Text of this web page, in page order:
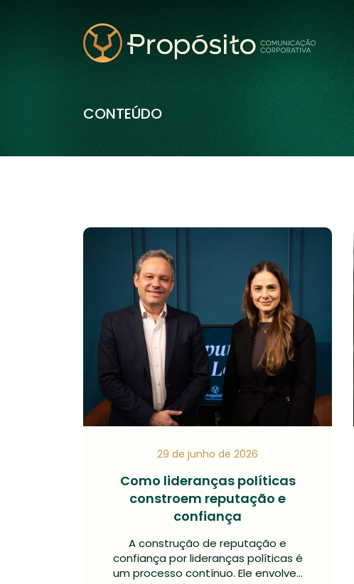
CONTEÚDO
29 de junho de 2026
Como lideranças políticas
constroem reputação e
confiança
A construção de reputação e
confiança por lideranças políticas é
um processo contínuo. Ele envolve…